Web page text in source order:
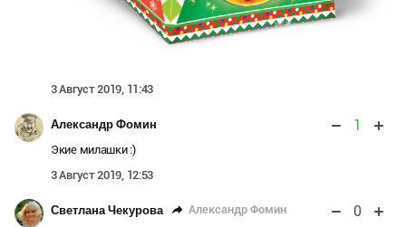
3 Август 2019, 11:43
Александр Фомин 1
Экие милашки :)
3 Август 2019, 12:53
Светлана Чекурова Александр Фомин 0